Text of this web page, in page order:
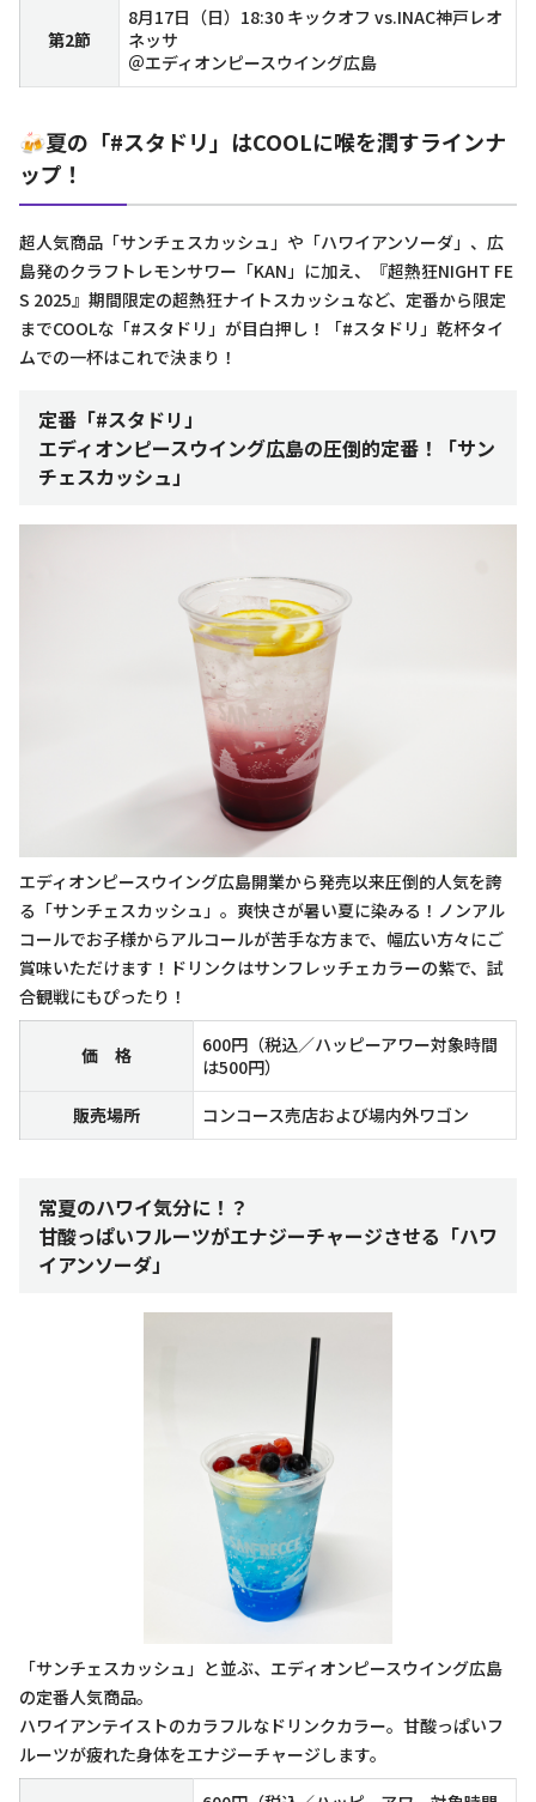
第2節
8月17日（日）18:30 キックオフ vs.INAC神戸レオ
ネッサ
＠エディオンピースウイング広島
🍻夏の「#スタドリ」はCOOLに喉を潤すラインナ
ップ！
超人気商品「サンチェスカッシュ」や「ハワイアンソーダ」、広
島発のクラフトレモンサワー「KAN」に加え、『超熱狂NIGHT FE
S 2025』期間限定の超熱狂ナイトスカッシュなど、定番から限定
までCOOLな「#スタドリ」が目白押し！「#スタドリ」乾杯タイ
ムでの一杯はこれで決まり！
定番「#スタドリ」
エディオンピースウイング広島の圧倒的定番！「サン
チェスカッシュ」
エディオンピースウイング広島開業から発売以来圧倒的人気を誇
る「サンチェスカッシュ」。爽快さが暑い夏に染みる！ノンアル
コールでお子様からアルコールが苦手な方まで、幅広い方々にご
賞味いただけます！ドリンクはサンフレッチェカラーの紫で、試
合観戦にもぴったり！
価 格
600円（税込／ハッピーアワー対象時間
は500円）
販売場所
コンコース売店および場内外ワゴン
常夏のハワイ気分に！？
甘酸っぱいフルーツがエナジーチャージさせる「ハワ
イアンソーダ」
「サンチェスカッシュ」と並ぶ、エディオンピースウイング広島
の定番人気商品。
ハワイアンテイストのカラフルなドリンクカラー。甘酸っぱいフ
ルーツが疲れた身体をエナジーチャージします。